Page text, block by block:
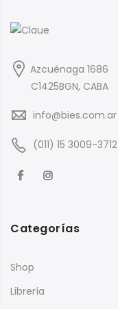
Azcuénaga 1686
C1425BGN, CABA
info@bies.com.ar
(011) 15 3009-3712
Categorías
Shop
Librería